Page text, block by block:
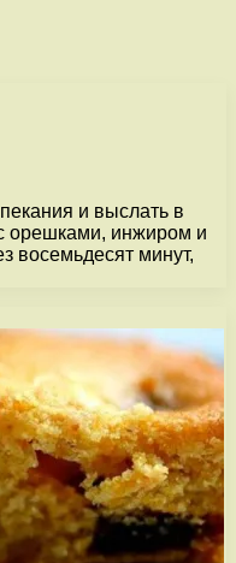
и выслать в
орешками, инжиром и
восемьдесят минут,